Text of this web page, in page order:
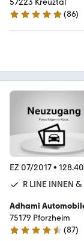
57223 Kreuztal
4.8 Sterne
(86)
EZ 07/2017•
R LINE INNEN &
Adhami
75179 Pforzheim
4.7 Sterne
(87)